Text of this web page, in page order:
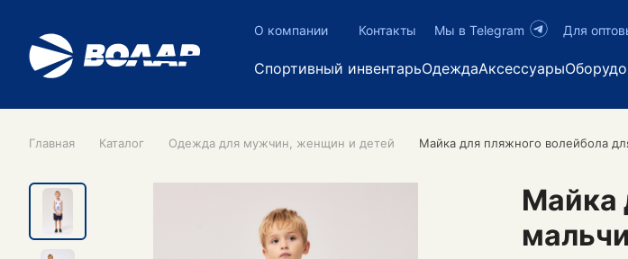
О компании Контакты Мы в Telegram Для
Спортивный инвентарьОдеждаАксессуары
Главная Каталог Одежда для мужчин, женщин и детей Майка для пляжного волейбола
Майка